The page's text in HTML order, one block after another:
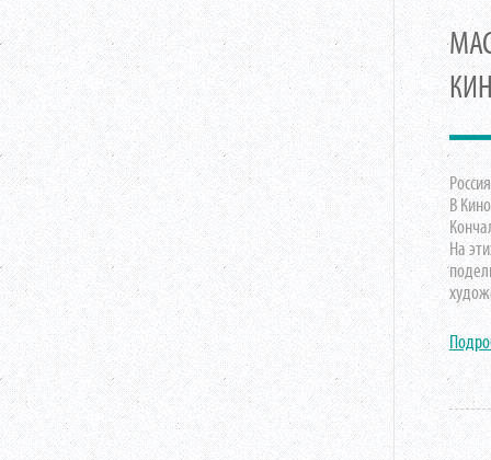
В
На